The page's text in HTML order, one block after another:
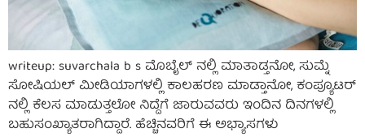
writeup: suvarchala b s ಮೊಬೈಲ್ ನಲ್ಲಿ ಮಾತಾಡ್ತನೋ, ಸುಮ್ನೆ
ಸೋಷಿಯಲ್ ಮೀಡಿಯಾಗಳಲ್ಲಿ ಕಾಲಹರಣ ಮಾಡ್ತಾನೋ, ಕಂಪ್ಯೂಟರ್
ನಲ್ಲಿ ಕೆಲಸ ಮಾಡುತ್ತಲೋ ನಿದ್ದೆಗೆ ಜಾರುವವರು ಇಂದಿನ ದಿನಗಳಲ್ಲಿ
ಬಹುಸಂಖ್ಯಾತರಾಗಿದ್ದಾರೆ. ಹೆಚ್ಚಿನವರಿಗೆ ಈ ಅಭ್ಯಾಸಗಳು